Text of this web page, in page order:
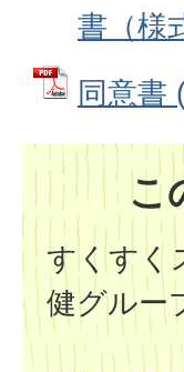
書（様
同意書
こ
すくすく
健グルー